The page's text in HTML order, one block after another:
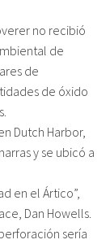
no recibió
de
de
de óxido
Dutch Harbor,
y se ubicó a
en el Ártico”,
Dan Howells.
sería